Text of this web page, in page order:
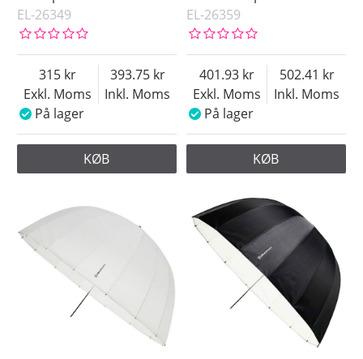
EL-26349
Exkl. Moms
315
Inkl. Moms
393.75
På lager
KØB
EL-26359
Exkl. Moms
401.93
Inkl. Moms
502.41
På lager
KØB